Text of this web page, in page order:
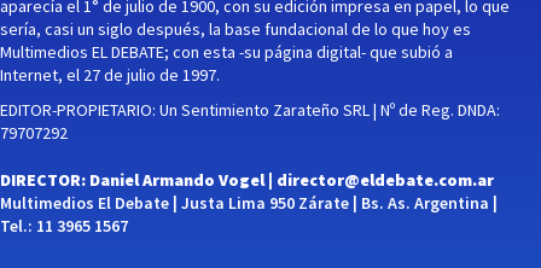
aparecía el 1° de julio de 1900, con su edición impresa en papel, lo que
sería, casi un siglo después, la base fundacional de lo que hoy es
Multimedios EL DEBATE; con esta -su página digital- que subió a
Internet, el 27 de julio de 1997.
EDITOR-PROPIETARIO: Un Sentimiento Zarateño SRL | Nº de Reg. DNDA:
79707292
DIRECTOR: Daniel Armando Vogel | director@eldebate.com.ar
Multimedios El Debate | Justa Lima 950 Zárate | Bs. As. Argentina |
Tel.: 11 3965 1567